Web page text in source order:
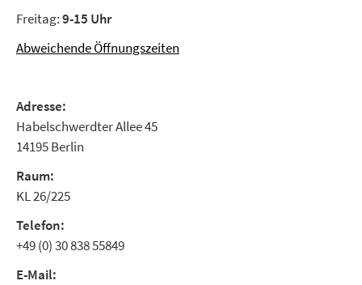
Freitag:9-15 Uhr
Abweichende Öffnungszeiten
Adresse:
Habelschwerdter Allee 45
14195 Berlin
Raum:
KL 26/225
Telefon:
+49 (0) 30 838 55849
E-Mail: